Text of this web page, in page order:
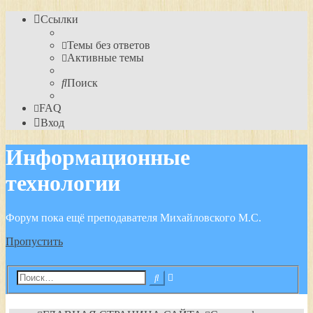
Ссылки
Темы без ответов
Активные темы
Поиск
FAQ
Вход
Информационные
технологии
Форум пока ещё преподавателя Михайловского М.С.
Пропустить
Поиск